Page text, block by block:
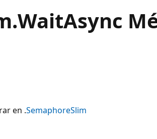
WaitAsync
en .SemaphoreSlim